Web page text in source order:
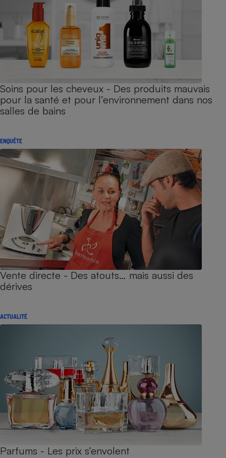
Soins pour les cheveux - Des produits mauvais
pour la santé et pour l’environnement dans nos
salles de bains
ENQUÊTE
Vente directe - Des atouts… mais aussi des
dérives
ACTUALITÉ
Parfums - Les prix s’envolent